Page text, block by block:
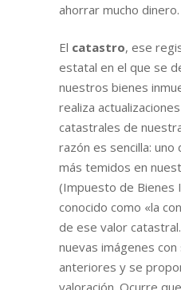
ahorrar mucho dinero.
El catastro, ese
estatal en el que se
nuestros bienes
realiza
catastrales de
razón es sencilla:
más temidos en
(Impuesto de Bienes
conocido como «la
de ese valor catastral.
nuevas imágenes
anteriores y se
valoración. Ocurre